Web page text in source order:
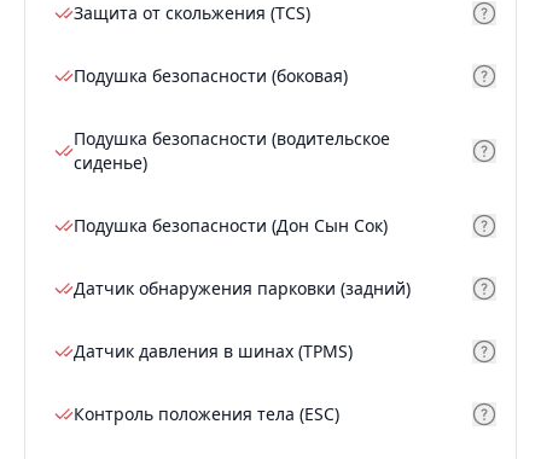
Защита от скольжения (TCS)
Подушка безопасности (боковая)
Подушка безопасности (водительское
сиденье)
Подушка безопасности (Дон Сын Сок)
Датчик обнаружения парковки (задний)
Датчик давления в шинах (TPMS)
Контроль положения тела (ESC)